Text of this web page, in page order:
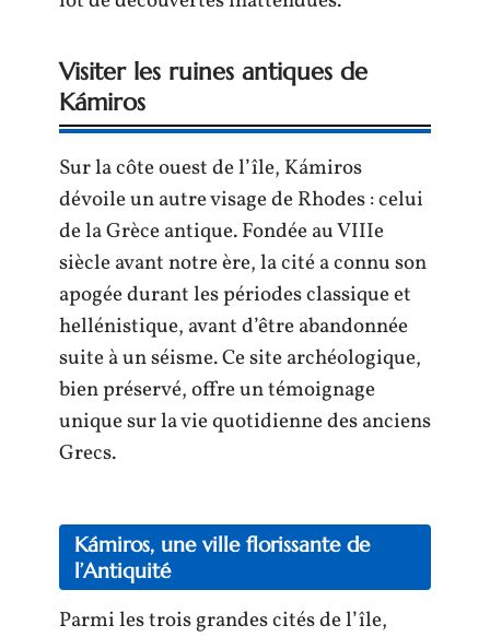
Visiter les ruines antiques de
Kámiros
Sur la côte ouest de l’île, Kámiros
dévoile un autre visage de Rhodes : celui
de la Grèce antique. Fondée au VIIIe
siècle avant notre ère, la cité a connu son
apogée durant les périodes classique et
hellénistique, avant d’être abandonnée
suite à un séisme. Ce site archéologique,
bien préservé, offre un témoignage
unique sur la vie quotidienne des anciens
Grecs.
Kámiros, une ville florissante de
l’Antiquité
Parmi les trois grandes cités de l’île,